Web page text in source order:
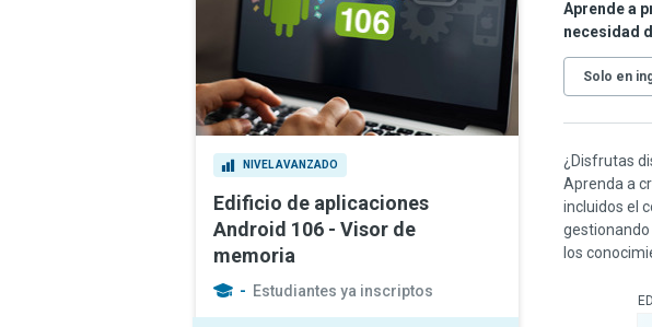
NIVEL AVANZADO
Edificio de aplicaciones
Android 106 - Visor de
memoria
- Estudiantes ya inscriptos
Aprende a
necesidad
Solo en
¿Disfrutas
Aprenda a
incluidos el
gestionando
los